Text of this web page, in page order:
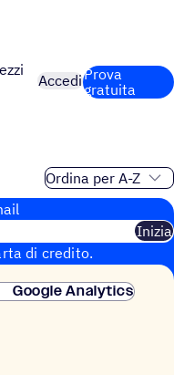
AccediProva
gratuita
Ordinamento
Inizia
di credito.
Google Analytics